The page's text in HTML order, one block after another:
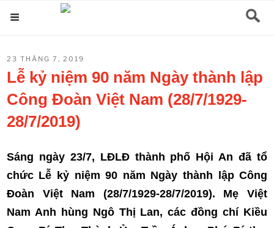
nội
dung
ĐĂNG
TRONG
23 THÁNG 7, 2019
Lễ kỷ niệm 90 năm Ngày thành lập
Công Đoàn Việt Nam (28/7/1929-
28/7/2019)
Sáng ngày 23/7, LĐLĐ thành phố Hội An đã tổ
chức Lễ kỷ niệm 90 năm Ngày thành lập Công
Đoàn Việt Nam (28/7/1929-28/7/2019). Mẹ Việt
Nam Anh hùng Ngô Thị Lan, các đồng chí Kiều